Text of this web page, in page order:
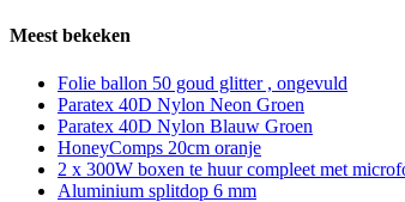
Meest bekeken
Folie ballon 50 goud glitter , ongevuld
Paratex 40D Nylon Neon Groen
Paratex 40D Nylon Blauw Groen
HoneyComps 20cm oranje
2 x 300W boxen te huur compleet met
Aluminium splitdop 6 mm